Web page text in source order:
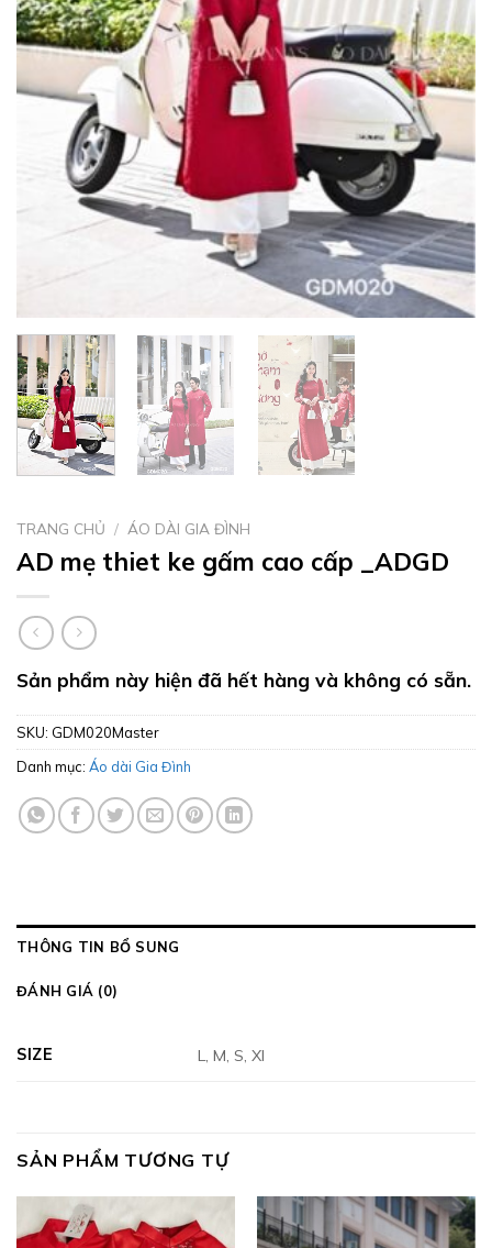
TRANG CHỦ / ÁO DÀI GIA ĐÌNH
AD mẹ thiet ke gấm cao cấp _ADGD
Sản phẩm này hiện đã hết hàng và không có sẵn.
SKU: GDM020Master
Danh mục: Áo dài Gia Đình
THÔNG TIN BỔ SUNG
ĐÁNH GIÁ (0)
SIZE L, M, S, Xl
SẢN PHẨM TƯƠNG TỰ